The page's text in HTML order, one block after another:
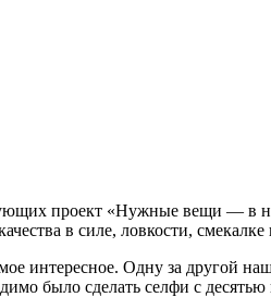
проект «Нужные вещи —
в силе, ловкости,
интересное. Одну за другой
было сделать селфи с